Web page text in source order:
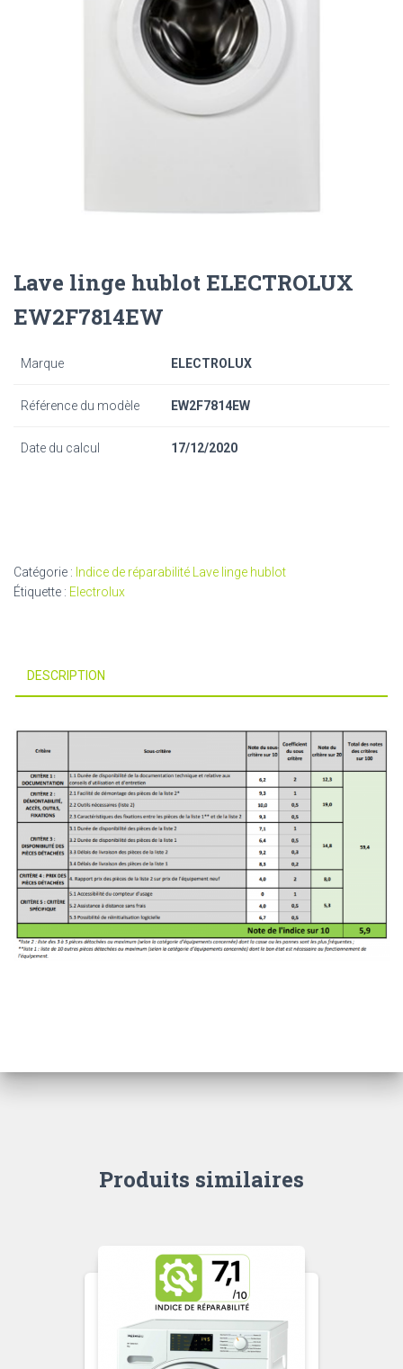
Lave linge hublot ELECTROLUX
EW2F7814EW
Marque ELECTROLUX
Référence du modèle EW2F7814EW
Date du calcul 17/12/2020
Catégorie : Indice de réparabilité Lave linge hublot
Étiquette : Electrolux
DESCRIPTION
Produits similaires